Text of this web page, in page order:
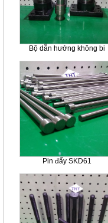
Bộ dẫn hướng không bi
Pin đẩy SKD61